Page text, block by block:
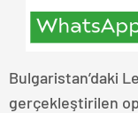
Bulgaristan’daki
gerçekleştirilen